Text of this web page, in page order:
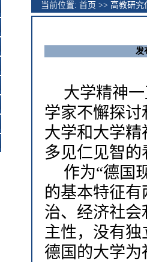
当前位置: 首页 >> 高教研究
发
大学精神
学家不懈探
大学和大学
多见仁见智的
作为“德国
的基本特征
治、经济社
主性，没有
德国的大学